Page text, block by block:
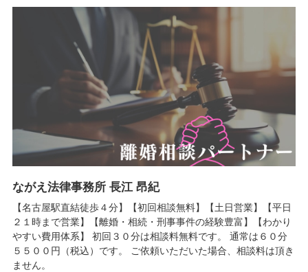
ながえ法律事務所 長江 昂紀
【名古屋駅直結徒歩４分】【初回相談無料】【土日営業】【平日
２１時まで営業】【離婚・相続・刑事事件の経験豊富】【わかり
やすい費用体系】 初回３０分は相談料無料です。 通常は６０分
５５００円（税込）です。 ご依頼いただいた場合、相談料は頂き
ません。